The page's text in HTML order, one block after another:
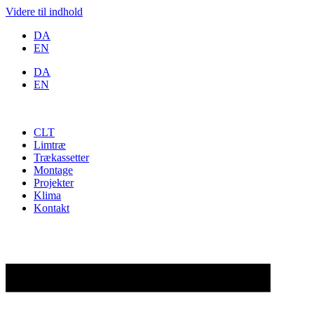
Videre til indhold
DA
EN
DA
EN
CLT
Limtræ
Trækassetter
Montage
Projekter
Klima
Kontakt